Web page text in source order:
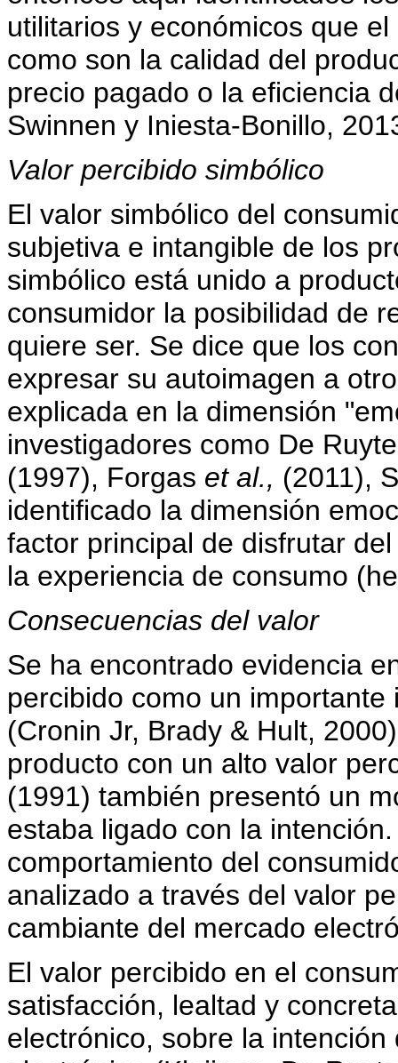
utilitarios y económicos que
como son la calidad del
precio pagado o la eficiencia
Swinnen y Iniesta-Bonillo,
Valor percibido simbólico
El valor simbólico del
subjetiva e intangible de los
simbólico está unido a
consumidor la posibilidad de
quiere ser. Se dice que los
expresar su autoimagen a
explicada en la dimensión
investigadores como De
(1997), Forgas et al., (2011),
identificado la dimensión
factor principal de disfrutar
la experiencia de consumo
Consecuencias del valor
Se ha encontrado evidencia
percibido como un
(Cronin Jr, Brady & Hult,
producto con un alto valor
(1991) también presentó un
estaba ligado con la
comportamiento del
analizado a través del valor
cambiante del mercado
El valor percibido en el
satisfacción, lealtad y
electrónico, sobre la